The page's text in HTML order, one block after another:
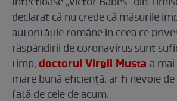
declarat că nu crede că măsurile
autoritățile române în ceea ce
răspândirii de coronavirus sunt
timp,doctorul Virgil Musta a
mare bună eficiență, ar fi nevoie
față de cele de acum.